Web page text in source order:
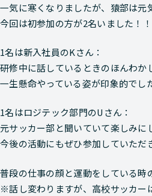
一気に寒くなりましたが、猿部は元
今回は初参加の方が2名いました！
1名は新入社員のKさん：
研修中に話しているときのほんわか
一生懸命やっている姿が印象的で
1名はロジテック部門のUさん：
元サッカー部と聞いていて楽しみに
今後の活動にもぜひ参加していた
普段の仕事の顔と運動をしている時
※話し変わりますが、高校サッカー